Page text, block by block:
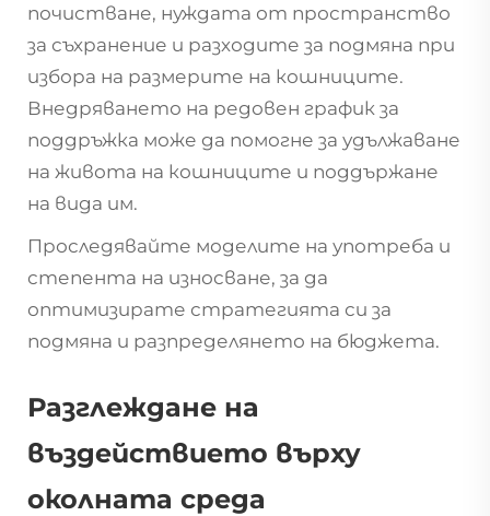
почистване, нуждата от пространство
за съхранение и разходите за подмяна при
избора на размерите на кошниците.
Внедряването на редовен график за
поддръжка може да помогне за удължаване
на живота на кошниците и поддържане
на вида им.
Проследявайте моделите на употреба и
степента на износване, за да
оптимизирате стратегията си за
подмяна и разпределянето на бюджета.
Разглеждане на
въздействието върху
околната среда